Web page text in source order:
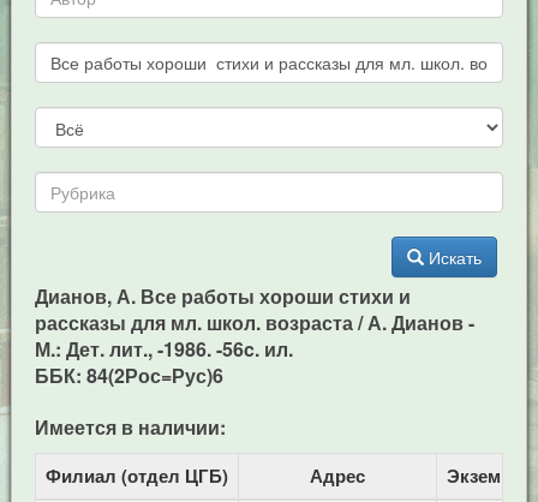
Искать
Дианов, А. Все работы хороши стихи и
рассказы для мл. школ. возраста / А. Дианов -
М.: Дет. лит., -1986. -56c. ил.
ББК: 84(2Рос=Рус)6
Имеется в наличии:
Филиал (отдел ЦГБ) Адрес